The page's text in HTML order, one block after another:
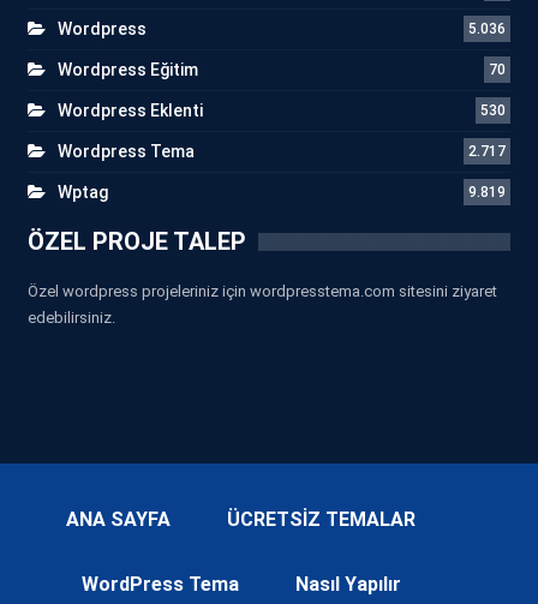
Wordpress 5.036
Wordpress Eğitim 70
Wordpress Eklenti 530
Wordpress Tema 2.717
Wptag 9.819
ÖZEL PROJE TALEP
Özel wordpress projeleriniz için wordpresstema.com sitesini ziyaret
edebilirsiniz.
ANA SAYFA ÜCRETSİZ TEMALAR
WordPress Tema Nasıl Yapılır